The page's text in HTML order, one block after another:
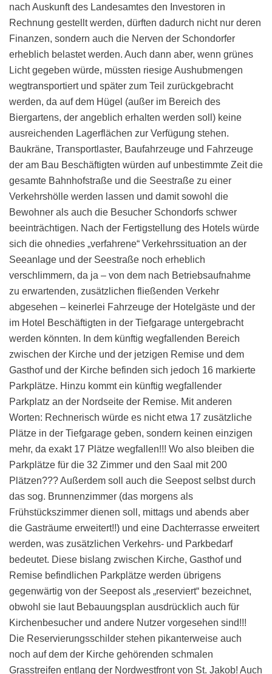
nach Auskunft des Landesamtes den Investoren in
Rechnung gestellt werden, dürften dadurch nicht nur deren
Finanzen, sondern auch die Nerven der Schondorfer
erheblich belastet werden. Auch dann aber, wenn grünes
Licht gegeben würde, müssten riesige Aushubmengen
wegtransportiert und später zum Teil zurückgebracht
werden, da auf dem Hügel (außer im Bereich des
Biergartens, der angeblich erhalten werden soll) keine
ausreichenden Lagerflächen zur Verfügung stehen.
Baukräne, Transportlaster, Baufahrzeuge und Fahrzeuge
der am Bau Beschäftigten würden auf unbestimmte Zeit die
gesamte Bahnhofstraße und die Seestraße zu einer
Verkehrshölle werden lassen und damit sowohl die
Bewohner als auch die Besucher Schondorfs schwer
beeinträchtigen. Nach der Fertigstellung des Hotels würde
sich die ohnedies „verfahrene“ Verkehrssituation an der
Seeanlage und der Seestraße noch erheblich
verschlimmern, da ja – von dem nach Betriebsaufnahme
zu erwartenden, zusätzlichen fließenden Verkehr
abgesehen – keinerlei Fahrzeuge der Hotelgäste und der
im Hotel Beschäftigten in der Tiefgarage untergebracht
werden könnten. In dem künftig wegfallenden Bereich
zwischen der Kirche und der jetzigen Remise und dem
Gasthof und der Kirche befinden sich jedoch 16 markierte
Parkplätze. Hinzu kommt ein künftig wegfallender
Parkplatz an der Nordseite der Remise. Mit anderen
Worten: Rechnerisch würde es nicht etwa 17 zusätzliche
Plätze in der Tiefgarage geben, sondern keinen einzigen
mehr, da exakt 17 Plätze wegfallen!!! Wo also bleiben die
Parkplätze für die 32 Zimmer und den Saal mit 200
Plätzen??? Außerdem soll auch die Seepost selbst durch
das sog. Brunnenzimmer (das morgens als
Frühstückszimmer dienen soll, mittags und abends aber
die Gasträume erweitert!!) und eine Dachterrasse erweitert
werden, was zusätzlichen Verkehrs- und Parkbedarf
bedeutet. Diese bislang zwischen Kirche, Gasthof und
Remise befindlichen Parkplätze werden übrigens
gegenwärtig von der Seepost als „reserviert“ bezeichnet,
obwohl sie laut Bebauungsplan ausdrücklich auch für
Kirchenbesucher und andere Nutzer vorgesehen sind!!!
Die Reservierungsschilder stehen pikanterweise auch
noch auf dem der Kirche gehörenden schmalen
Grasstreifen entlang der Nordwestfront von St. Jakob! Auch